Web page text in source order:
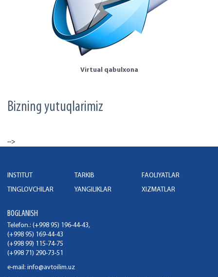
Virtual qabulxona
Bizning yutuqlarimiz
-->
INSTITUT TARKIB
FAOLIYATLAR
TINGLOVCHILAR
YANGILIKLAR XIZMATLAR
BOGLANISH
Telefon.: (+998 95) 196-44-43,
(+998 95) 169-44-43
(+998 99) 115-74-75
(+998 71) 290-73-51
e-mail: info@avtoilim.uz